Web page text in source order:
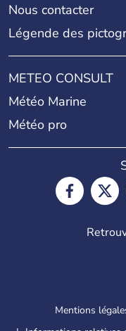
Nous contacter
Légende des
METEO CONSULT
Météo Marine
Météo pro
Mentions